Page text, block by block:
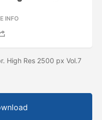
INFO
High Res 2500 px Vol.7